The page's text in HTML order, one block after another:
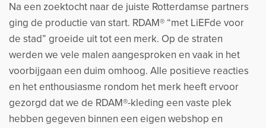
Na een zoektocht naar de juiste Rotterdamse partners
ging de productie van start. RDAM® “met LiEFde voor
de stad” groeide uit tot een merk. Op de straten
werden we vele malen aangesproken en vaak in het
voorbijgaan een duim omhoog. Alle positieve reacties
en het enthousiasme rondom het merk heeft ervoor
gezorgd dat we de RDAM®-kleding een vaste plek
hebben gegeven binnen een eigen webshop en